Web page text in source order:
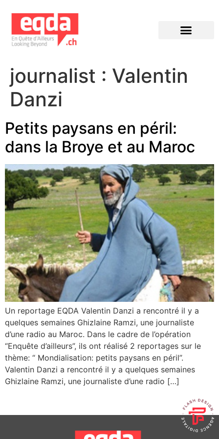
journalist : Valentin
Danzi
Petits paysans en péril:
dans la Broye et au Maroc
Un reportage EQDA Valentin Danzi a rencontré il y a
quelques semaines Ghizlaine Ramzi, une journaliste
d’une radio au Maroc. Dans le cadre de l’opération
“Enquête d’ailleurs”, ils ont réalisé 2 reportages sur le
thème: “ Mondialisation: petits paysans en péril”.
Valentin Danzi a rencontré il y a quelques semaines
Ghizlaine Ramzi, une journaliste d’une radio […]